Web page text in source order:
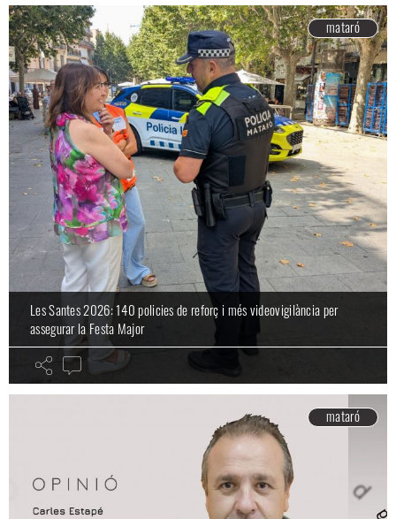
mataró
Les Santes 2026: 140 policies de reforç i més videovigilància per
assegurar la Festa Major
mataró